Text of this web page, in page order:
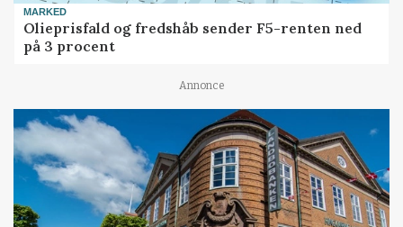
MARKED
Olieprisfald og fredshåb sender F5-renten ned
på 3 procent
Annonce